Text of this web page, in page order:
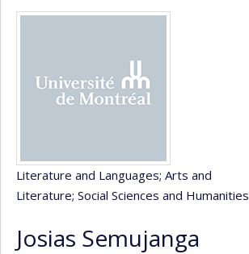
Literature and Languages; Arts and
Literature; Social Sciences and Humanities
Josias Semujanga